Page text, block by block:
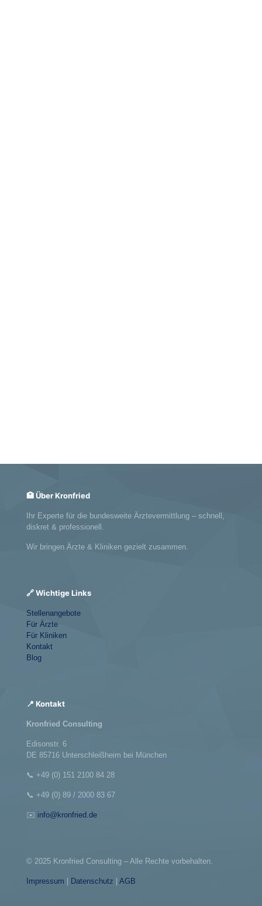
🏥 Über Kronfried
Ihr Experte für die bundesweite Ärztevermittlung – schnell,
diskret & professionell.
Wir bringen Ärzte & Kliniken gezielt zusammen.
🔗 Wichtige Links
Stellenangebote
Für Ärzte
Für Kliniken
Kontakt
Blog
📍 Kontakt
Kronfried Consulting
Edisonstr. 6
DE 85716 Unterschleißheim bei München
📞 +49 (0) 151 2100 84 28
📞 +49 (0) 89 / 2000 83 67
✉️ info@kronfried.de
© 2025 Kronfried Consulting – Alle Rechte vorbehalten.
Impressum Datenschutz AGB